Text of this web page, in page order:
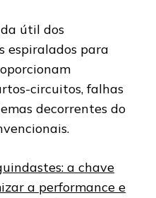
útil dos
espiralados para
circuitos, falhas
decorrentes do
a chave
a performance e